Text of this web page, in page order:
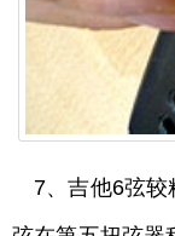
7、吉他6弦